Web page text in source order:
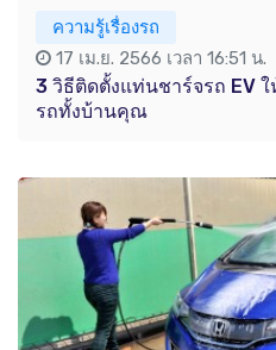
ความรู้เรื่องรถ
17 เม.ย. 2566 เวลา 16:51 น.
3 วิธีติดตั้งแท่นชาร์จรถ EV
รถทั้งบ้านคุณ